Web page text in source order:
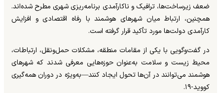
ضعف زیرساخت‌ها، ترافیک و ناکارآمدی برنامه‌ریزی شهری مطرح شده‌اند.
همچنین، ارتباط میان شهرهای هوشمند با رفاه اقتصادی و افزایش
کارآمدی دولت‌ها مورد تأکید قرار گرفته است.
در گفت‌وگویی با یکی از مقامات منطقه، مشکلات حمل‌ونقل، ارتباطات،
محیط زیست و سلامت به‌عنوان حوزه‌هایی معرفی شدند که شهرهای
هوشمند می‌توانند در آن‌ها تحول ایجاد کنند—به‌ویژه در دوران همه‌گیری
کووید-۱۹.